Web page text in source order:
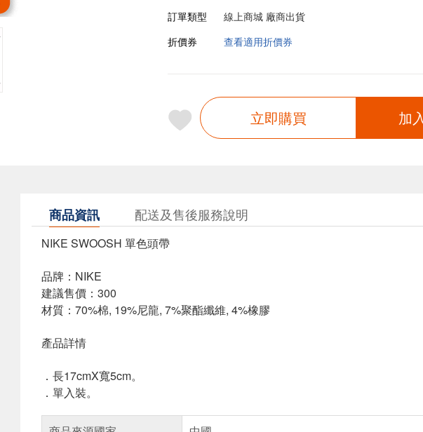
訂單類型
線上商城 廠商出貨
折價券
查看適用折價券
立即購買 加
商品資訊 配送及售後服務說明
NIKE SWOOSH 單色頭帶
品牌：NIKE
建議售價：300
材質：70%棉, 19%尼龍, 7%聚酯纖維, 4%橡膠
產品詳情
．長17cmX寬5cm。
．單入裝。